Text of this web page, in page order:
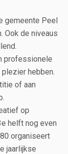
gemeente Peel
Ook de niveaus
professionele
hebben.
of aan
op
helft nog even
organiseert
jaarlijkse